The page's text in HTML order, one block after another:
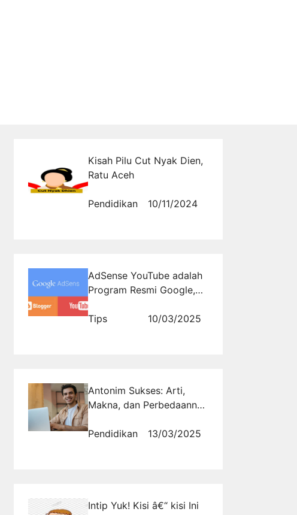
Kisah Pilu Cut Nyak Dien,
Ratu Aceh
Pendidikan 10/11/2024
AdSense YouTube adalah
Program Resmi Google,
Bagaimana Cara
Bergabung?
Tips 10/03/2025
Antonim Sukses: Arti,
Makna, dan Perbedaannya
dalam Berbagai Konteks
Pendidikan
13/03/2025
Intip Yuk! Kisi â€“ kisi Ini